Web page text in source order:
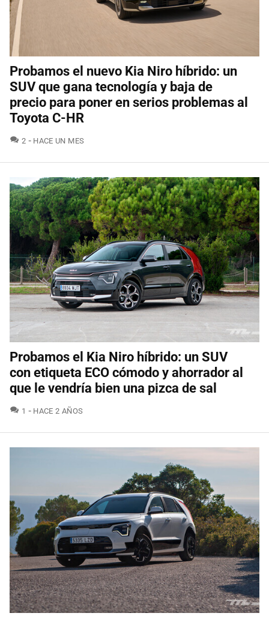
Probamos el nuevo Kia Niro híbrido: un
SUV que gana tecnología y baja de
precio para poner en serios problemas al
Toyota C-HR
2 COMENTARIOS
HACE UN MES
Probamos el Kia Niro híbrido: un SUV
con etiqueta ECO cómodo y ahorrador al
que le vendría bien una pizca de sal
1 COMENTARIOS
HACE 2 AÑOS